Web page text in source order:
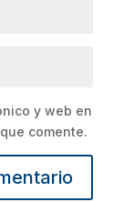
y web en
comente.